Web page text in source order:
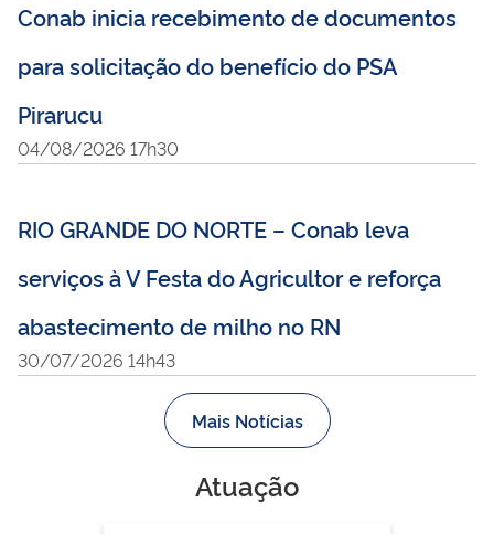
Conab inicia recebimento de documentos
para solicitação do benefício do PSA
Pirarucu
04/08/2026 17h30
RIO GRANDE DO NORTE – Conab leva
serviços à V Festa do Agricultor e reforça
abastecimento de milho no RN
30/07/2026 14h43
Mais Notícias
Atuação